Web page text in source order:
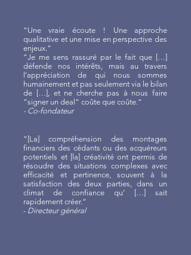
“Une vraie écoute ! Une approche
qualitative et une mise en perspective des
enjeux.“
“Je me sens rassuré par le fait que […]
défende nos intérêts, mais au travers
l’appréciation de qui nous sommes
humainement et pas seulement via le bilan
de […], et ne cherche pas à nous faire
“signer un deal“ coûte que coûte.“
- Co-fondateur
“[La] compréhension des montages
financiers des cédants ou des acquéreurs
potentiels et [la] créativité ont permis de
résoudre des situations complexes avec
efficacité et pertinence, souvent à la
satisfaction des deux parties, dans un
climat de confiance qu’ […] sait
rapidement créer.“
- Directeur général